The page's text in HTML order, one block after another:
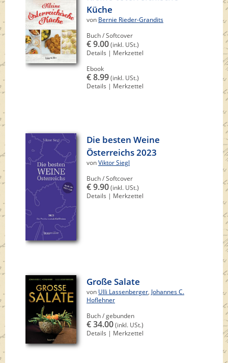
Küche
von Bernie Rieder-Grandits
Buch / Softcover
€ 9.00 (inkl. USt.)
Details | Merkzettel
Ebook
€ 8.99 (inkl. USt.)
Details | Merkzettel
Die besten Weine
Österreichs 2023
von Viktor Siegl
Buch / Softcover
€ 9.90 (inkl. USt.)
Details | Merkzettel
Große Salate
von Ulli Lassenberger, Johannes C.
Hoflehner
Buch / gebunden
€ 34.00 (inkl. USt.)
Details | Merkzettel